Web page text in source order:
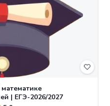
| ЕГЭ-2026/2027